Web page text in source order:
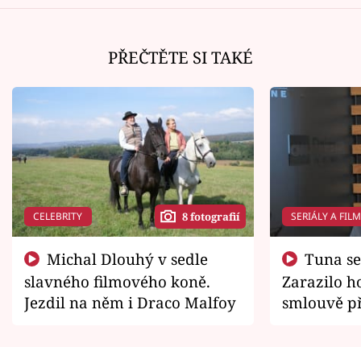
PŘEČTĚTE SI TAKÉ
CELEBRITY 8 fotografií
slavného filmového koně.
Jezdil na něm i Draco Malfoy
SERIÁLY A
Zarazilo
smlouvě